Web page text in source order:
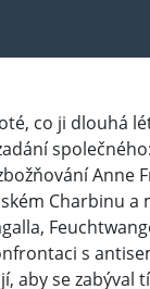
co ji dlouhá
Anne
Charbinu a
s
aby se